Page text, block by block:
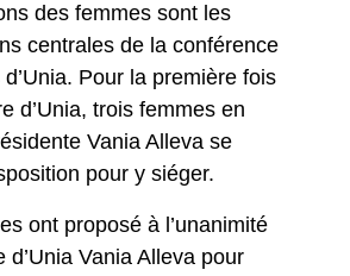
des femmes sont les
centrales de la conférence
Pour la première fois
d’Unia, trois femmes en
Vania Alleva se
pour y siéger.
ont proposé à l’unanimité
d’Unia Vania Alleva pour